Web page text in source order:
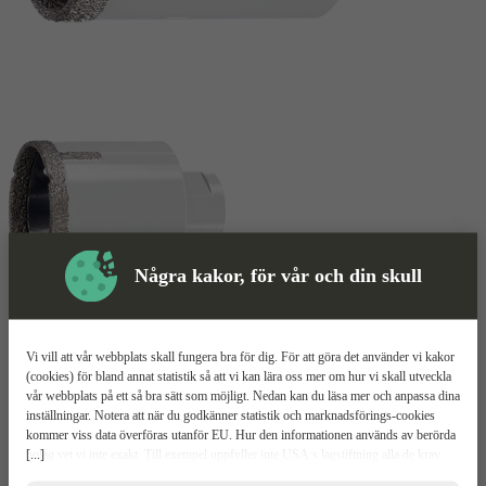
Några kakor, för vår och din skull
[...]
Vi vill att vår webbplats skall fungera bra för dig. För att göra det använder vi kakor
(cookies) för bland annat statistik så att vi kan lära oss mer om hur vi skall utveckla
vår webbplats på ett så bra sätt som möjligt. Nedan kan du läsa mer och anpassa dina
inställningar. Notera att när du godkänner statistik och marknadsförings-cookies
kommer viss data överföras utanför EU. Hur den informationen används av berörda
bolag vet vi inte exakt. Till exempel uppfyller inte USA:s lagstiftning alla de krav
Diamantborr Mer information
CARAT Master EHS